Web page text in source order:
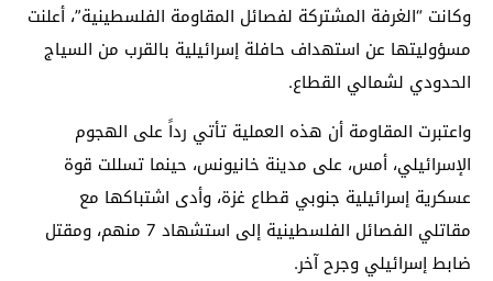
وكانت “الغرفة المشتركة لفصائل المقاومة الفلسطينية”، أعلنت
مسؤوليتها عن استهداف حافلة إسرائيلية بالقرب من السياج
الحدودي لشمالي القطاع.
واعتبرت المقاومة أن هذه العملية تأتي رداً على الهجوم
الإسرائيلي، أمس، على مدينة خانيونس، حينما تسللت قوة
عسكرية إسرائيلية جنوبي قطاع غزة، وأدى اشتباكها مع
مقاتلي الفصائل الفلسطينية إلى استشهاد 7 منهم، ومقتل
ضابط إسرائيلي وجرح آخر.